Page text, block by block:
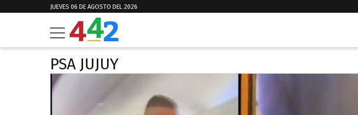
JUEVES 06 DE AGOSTO DEL 2026
PSA JUJUY